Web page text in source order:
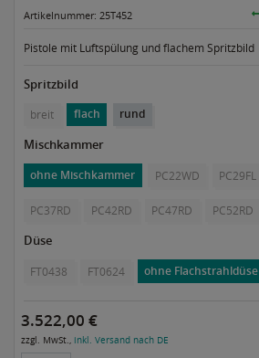
Artikelnummer: 25T452
Pistole mit Luftspülung und flachem Spritzbild
Spritzbild
breit flach rund
Mischkammer
ohne Mischkammer PC22WD PC29FL
PC37RD PC42RD PC47RD PC52RD
Düse
FT0438 FT0624 ohne Flachstrahldüse
3.522,00 €
zzgl. MwSt., inkl. Versand nach DE